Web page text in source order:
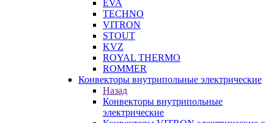
EVA
TECHNO
VITRON
STOUT
KVZ
ROYAL THERMO
ROMMER
Конвекторы внутрипольные электрические
Назад
Конвекторы внутрипольные
электрические